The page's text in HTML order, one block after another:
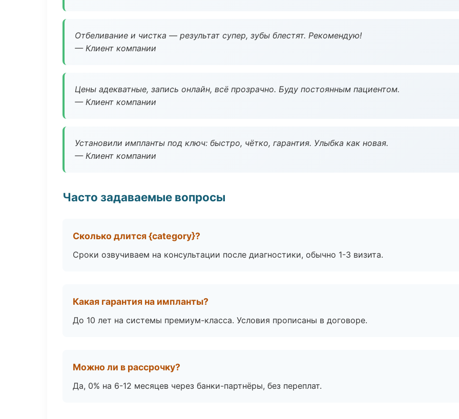
Отбеливание и чистка — результат супер, зубы блестят. Рекомендую!
— Клиент компании
Цены адекватные, запись онлайн, всё прозрачно. Буду постоянным пациентом.
— Клиент компании
Установили импланты под ключ: быстро, чётко, гарантия. Улыбка как новая.
— Клиент компании
Часто задаваемые вопросы
Сколько длится {category}?
Сроки озвучиваем на консультации после диагностики, обычно 1-3 визита.
Какая гарантия на импланты?
До 10 лет на системы премиум-класса. Условия прописаны в договоре.
Можно ли в рассрочку?
Да, 0% на 6-12 месяцев через банки-партнёры, без переплат.